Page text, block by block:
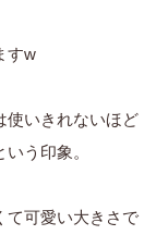
すw
使いきれないほど
う印象。
て可愛い大きさで